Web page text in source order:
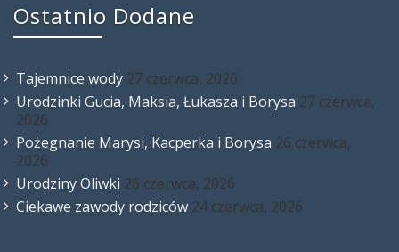
Ostatnio Dodane
Tajemnice wody 27 czerwca, 2026
Urodzinki Gucia, Maksia, Łukasza i Borysa 27 czerwca,
2026
Pożegnanie Marysi, Kacperka i Borysa 26 czerwca,
2026
Urodziny Oliwki 26 czerwca, 2026
Ciekawe zawody rodziców 24 czerwca, 2026